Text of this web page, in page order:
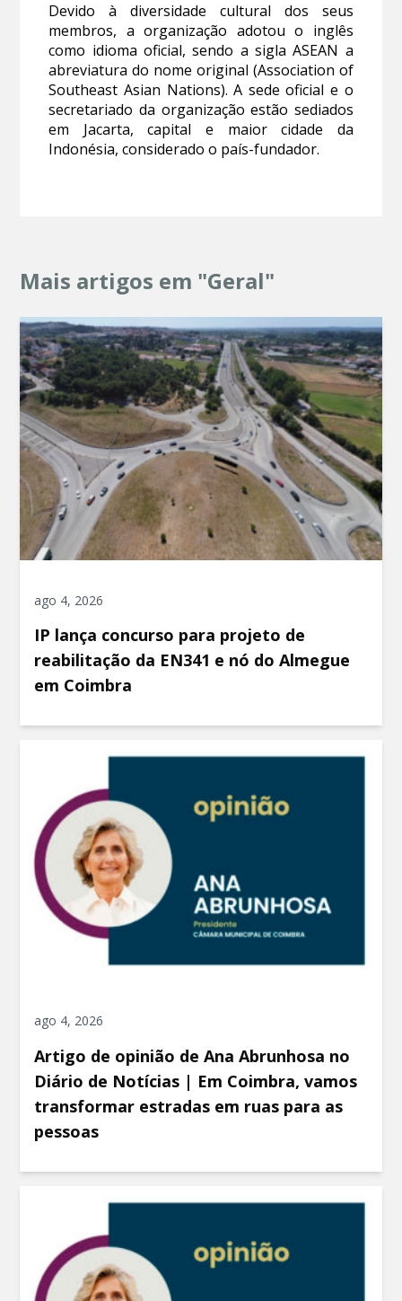
Devido à diversidade cultural dos seus
membros, a organização adotou o inglês
como idioma oficial, sendo a sigla ASEAN a
abreviatura do nome original (Association of
Southeast Asian Nations). A sede oficial e o
secretariado da organização estão sediados
em Jacarta, capital e maior cidade da
Indonésia, considerado o país-fundador.
Mais artigos em "Geral"
ago 4, 2026
IP lança concurso para projeto de
reabilitação da EN341 e nó do Almegue
em Coimbra
ago 4, 2026
Artigo de opinião de Ana Abrunhosa no
Diário de Notícias | Em Coimbra, vamos
transformar estradas em ruas para as
pessoas